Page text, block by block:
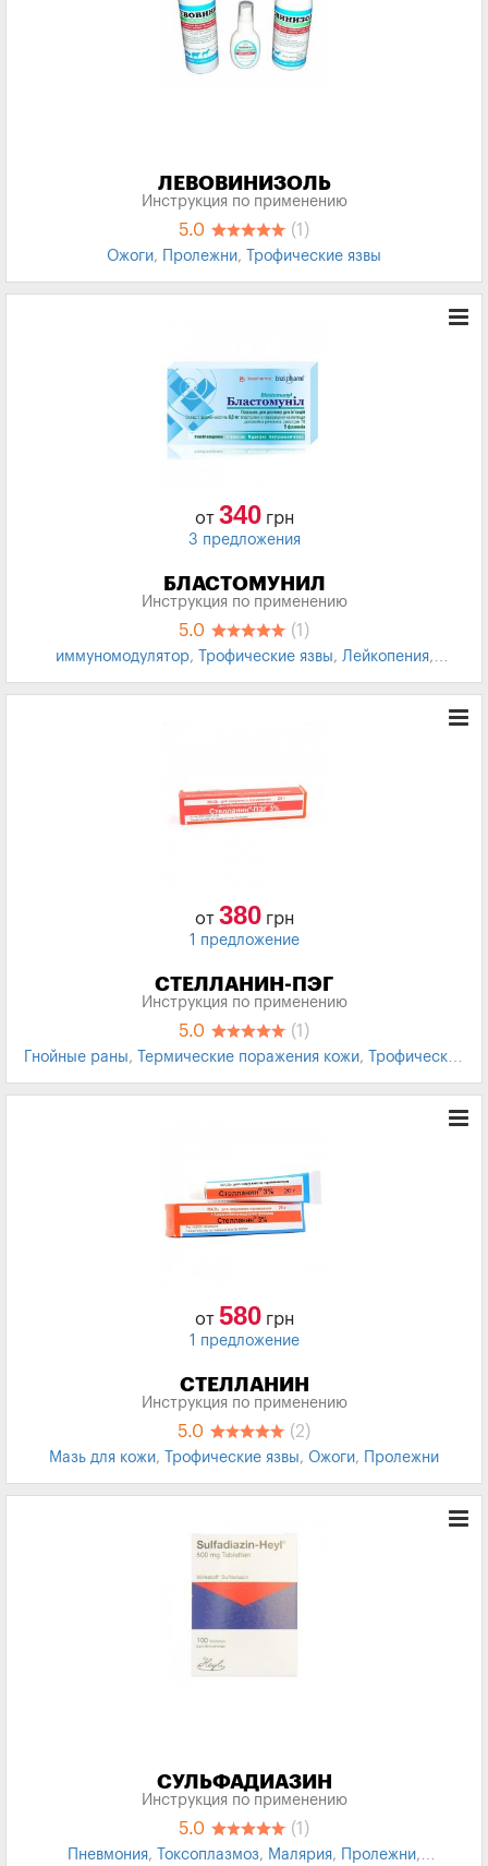
ЛЕВОВИНИЗОЛЬ
Инструкция по применению
5.0 (1)
Ожоги, Пролежни, Трофические язвы
от 340грн
3 предложения
БЛАСТОМУНИЛ
Инструкция по применению
5.0 (1)
иммуномодулятор, Трофические язвы, Лейкопения,
от 380грн
1 предложение
СТЕЛЛАНИН-ПЭГ
Инструкция по применению
5.0 (1)
Гнойные раны, Термические поражения кожи,
Трофические
от 580грн
1 предложение
СТЕЛЛАНИН
Инструкция по применению
5.0 (2)
Мазь для кожи, Трофические язвы, Ожоги, Пролежни
СУЛЬФАДИАЗИН
Инструкция по применению
5.0 (1)
Пневмония, Токсоплазмоз, Малярия, Пролежни,